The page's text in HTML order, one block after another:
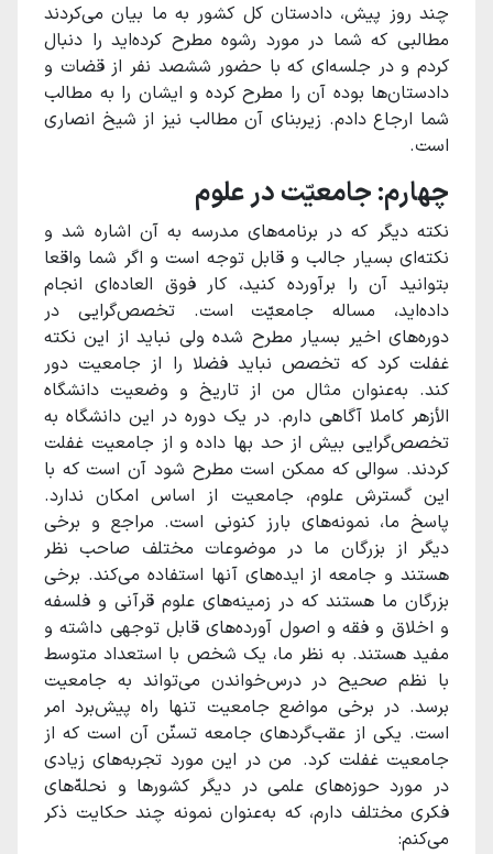
چند روز پیش، دادستان کل کشور به ما بیان می‌کردند
مطالبی که شما در مورد رشوه مطرح کرده‌اید را دنبال
کردم و در جلسه‌ای که با حضور ششصد نفر از قضات و
دادستان‌ها بوده آن را مطرح کرده و ایشان را به مطالب
شما ارجاع دادم. زیربنای آن مطالب نیز از شیخ انصاری
است.
چهارم: جامعیّت در علوم
نکته دیگر که در برنامه‌های مدرسه به آن اشاره شد و
نکته‌ای بسیار جالب و قابل توجه است و اگر شما واقعا
بتوانید آن را برآورده کنید، کار فوق العاده‌ای انجام
داده‌اید، مساله جامعیّت است. تخصص‌گرایی در
دوره‌های اخیر بسیار مطرح شده ولی نباید از این نکته
غفلت کرد که تخصص‌ نباید فضلا را از جامعیت دور
کند. به‌عنوان مثال من از تاریخ و وضعیت دانشگاه
الأزهر کاملا آگاهی دارم. در یک دوره در این دانشگاه به
تخصص‌گرایی بیش از حد بها داده و از جامعیت غفلت
کردند. سوالی که ممکن است مطرح شود آن است که با
این گسترش علوم، جامعیت از اساس امکان ندارد.
پاسخ ما، نمونه‌های بارز کنونی است. مراجع و برخی
دیگر از بزرگان ما در موضوعات مختلف صاحب نظر
هستند و جامعه از ایده‌های آنها استفاده می‌کند. برخی
بزرگان ما هستند که در زمینه‌های علوم قرآنی و فلسفه
و اخلاق و فقه و اصول آورده‌های قابل توجهی داشته و
مفید هستند. به نظر ما، یک شخص با استعداد متوسط
با نظم صحیح در درس‌خواندن می‌تواند به جامعیت
برسد. در برخی مواضع جامعیت تنها راه پیش‌برد امر
است. یکی از عقب‌گردهای جامعه تسنّن آن است که از
جامعیت غفلت کرد. من در این مورد تجربه‌های زیادی
در مورد حوزه‌های علمی در دیگر کشورها و نحله‌ّهای
فکری مختلف دارم، که به‌عنوان نمونه چند حکایت ذکر
می‌کنم: